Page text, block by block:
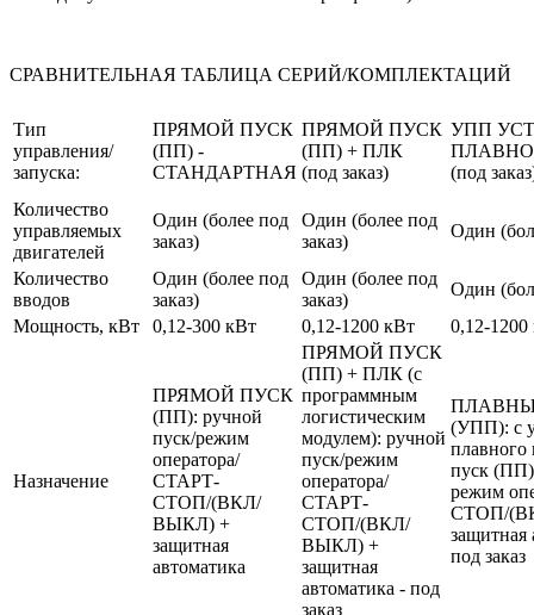
СРАВНИТЕЛЬНАЯ ТАБЛИЦА СЕРИЙ/КОМПЛЕКТАЦИЙ
Тип
управления/
запуска:
ПРЯМОЙ ПУСК
(ПП) -
СТАНДАРТНАЯ
ПРЯМОЙ ПУСК
(ПП) + ПЛК
(под заказ)
УПП
(под
Количество
управляемых
двигателей
Один (более под
заказ)
Один (более под
заказ)
Один
Количество
вводов
Один (более под
заказ)
Один (более под
заказ)
Один
Мощность, кВт
0,12-300 кВт 0,12-1200 кВт 0,12-1200
Назначение
ПРЯМОЙ ПУСК
(ПП): ручной
пуск/режим
оператора/
СТАРТ-
СТОП/(ВКЛ/
ВЫКЛ) +
защитная
автоматика
ПРЯМОЙ ПУСК
(ПП) + ПЛК (с
программным
логистическим
модулем): ручной
пуск/режим
оператора/
СТАРТ-
СТОП/(ВКЛ/
ВЫКЛ) +
защитная
автоматика - под
заказ
(УПП): с
плавного
пуск
режим
СТОП/
защитная
под заказ